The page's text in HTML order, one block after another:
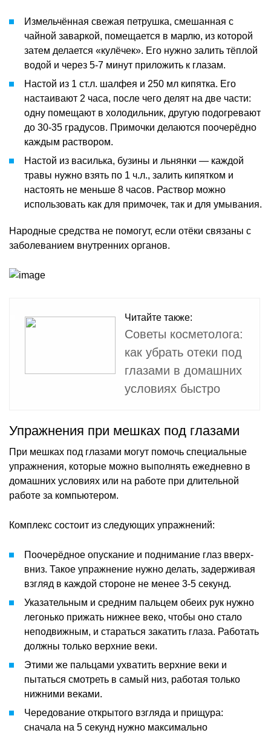
Измельчённая свежая петрушка, смешанная с
чайной заваркой, помещается в марлю, из которой
затем делается «кулёчек». Его нужно залить тёплой
водой и через 5-7 минут приложить к глазам.
Настой из 1 ст.л. шалфея и 250 мл кипятка. Его
настаивают 2 часа, после чего делят на две части:
одну помещают в холодильник, другую подогревают
до 30-35 градусов. Примочки делаются поочерёдно
каждым раствором.
Настой из василька, бузины и льнянки — каждой
травы нужно взять по 1 ч.л., залить кипятком и
настоять не меньше 8 часов. Раствор можно
использовать как для примочек, так и для умывания.
Народные средства не помогут, если отёки связаны с
заболеванием внутренних органов.
Читайте также:
Советы косметолога:
как убрать отеки под
глазами в домашних
условиях быстро
Упражнения при мешках под глазами
При мешках под глазами могут помочь специальные
упражнения, которые можно выполнять ежедневно в
домашних условиях или на работе при длительной
работе за компьютером.
Комплекс состоит из следующих упражнений:
Поочерёдное опускание и поднимание глаз вверх-
вниз. Такое упражнение нужно делать, задерживая
взгляд в каждой стороне не менее 3-5 секунд.
Указательным и средним пальцем обеих рук нужно
легонько прижать нижнее веко, чтобы оно стало
неподвижным, и стараться закатить глаза. Работать
должны только верхние веки.
Этими же пальцами ухватить верхние веки и
пытаться смотреть в самый низ, работая только
нижними веками.
Чередование открытого взгляда и прищура:
сначала на 5 секунд нужно максимально